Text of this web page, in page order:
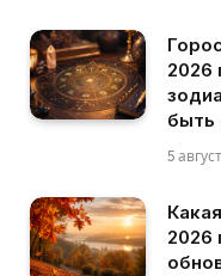
2026
быть
5
2026